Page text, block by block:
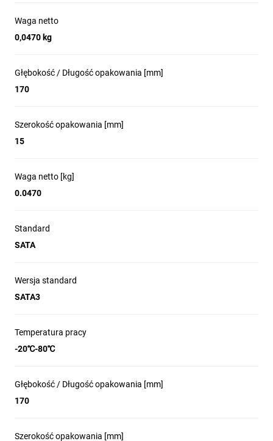
Waga netto
0,0470 kg
Głębokość / Długość opakowania [mm]
170
Szerokość opakowania [mm]
15
Waga netto [kg]
0.0470
Standard
SATA
Wersja standard
SATA3
Temperatura pracy
-20℃-80℃
Głębokość / Długość opakowania [mm]
170
Szerokość opakowania [mm]